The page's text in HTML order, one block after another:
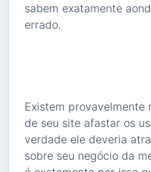
sabem exatamente
errado.
Existem provavelmente
de seu site afastar os
verdade ele deveria
sobre seu negócio da